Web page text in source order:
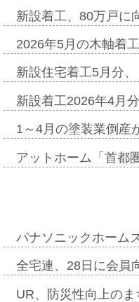
新設着工、80万戸に
2026年5月の木軸着
新設住宅着工5月分
新設着工2026年4月
1～4月の塗装業倒産
アットホーム「首都
パナソニックホーム
全宅連、28日に会員
UR、防災性向上の